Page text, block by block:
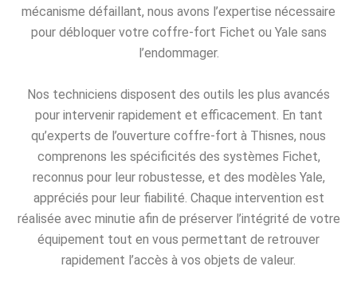
mécanisme défaillant, nous avons l’expertise nécessaire
pour débloquer votre coffre-fort Fichet ou Yale sans
l’endommager.
Nos techniciens disposent des outils les plus avancés
pour intervenir rapidement et efficacement. En tant
qu’experts de l’ouverture coffre-fort à Thisnes, nous
comprenons les spécificités des systèmes Fichet,
reconnus pour leur robustesse, et des modèles Yale,
appréciés pour leur fiabilité. Chaque intervention est
réalisée avec minutie afin de préserver l’intégrité de votre
équipement tout en vous permettant de retrouver
rapidement l’accès à vos objets de valeur.